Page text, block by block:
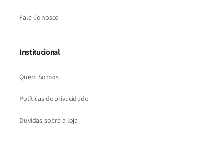
Fale Conosco
Institucional
Quem Somos
Políticas de privacidade
Duvidas sobre a loja